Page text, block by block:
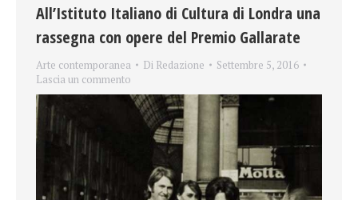
All’Istituto Italiano di Cultura di Londra una
rassegna con opere del Premio Gallarate
Arte contemporanea Di Redazione
Settembre 5, 2016
Lascia un commento